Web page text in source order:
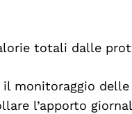
totali dalle
il monitoraggio
l’apporto